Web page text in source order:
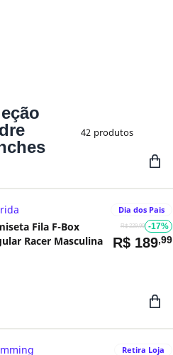
42 produtos
Dia dos Pais
Fila F-Box
Racer Masculina
R$ 229,99 -17%
R$ 189,99
Retira Loja